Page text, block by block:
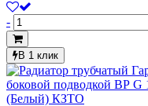
-
В 1 клик